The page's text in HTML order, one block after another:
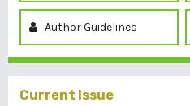
Author Guidelines
Current Issue